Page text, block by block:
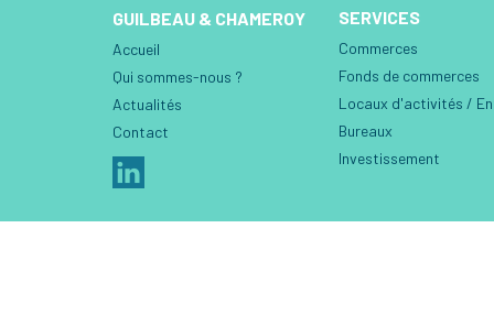
GUILBEAU & CHAMEROY
Accueil
Qui sommes-nous ?
Actualités
Contact
SERVICES
Commerces
Fonds de commerces
Locaux d'activités /
Bureaux
Investissement